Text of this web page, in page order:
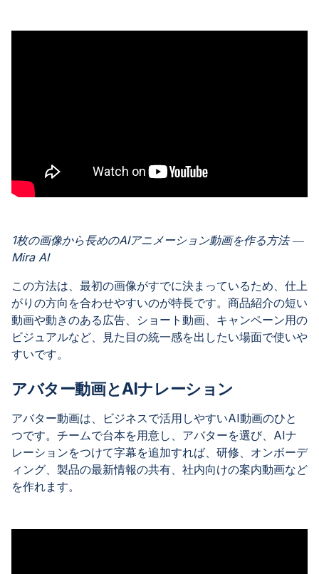
1枚の画像から長めのAIアニメーション動画を作る方法 ―
Mira AI
この方法は、最初の画像がすでに決まっているため、仕上
がりの方向を合わせやすいのが特長です。商品紹介の短い
動画や動きのある広告、ショート動画、キャンペーン用の
ビジュアルなど、見た目の統一感を出したい場面で使いや
すいです。
アバター動画とAIナレーション
アバター動画は、ビジネスで活用しやすいAI動画のひと
つです。チームで台本を用意し、アバターを選び、AIナ
レーションをつけて字幕を追加すれば、研修、オンボーデ
ィング、製品の最新情報の共有、社内向けの案内動画など
を作れます。